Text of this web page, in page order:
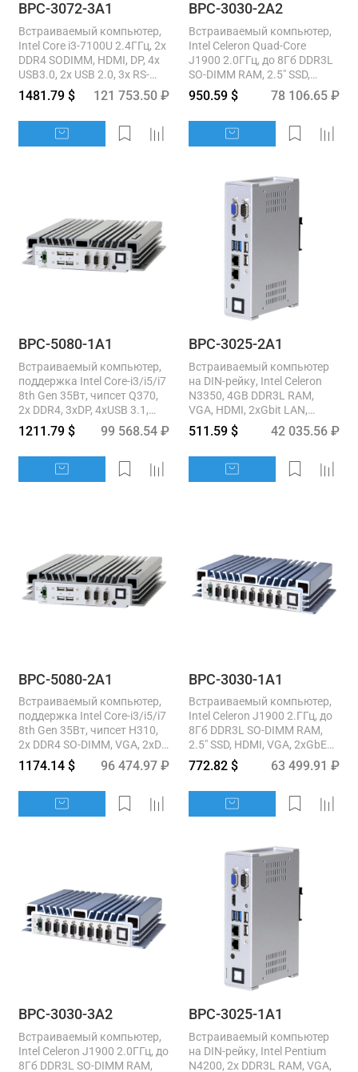
BPC-3072-3A1
Встраиваемый компьютер,
Intel Core i3-7100U 2.4ГГц, 2x
DDR4 SODIMM, HDMI, DP, 4x
USB3.0, 2x USB 2.0, 3x RS-
232, 1x RS-232/422/485,...
1481.79 $ 121 753.50 ₽
BPC-3030-2A2
Встраиваемый компьютер,
Intel Celeron Quad-Core
J1900 2.0ГГц, до 8Гб DDR3L
SO-DIMM RAM, 2.5" SSD,
HDMI, VGA, 2xGbE LAN,
2xUSB3.0, 2xUSB...
950.59 $ 78 106.65 ₽
BPC-5080-1A1
Встраиваемый компьютер,
поддержка Intel Core-i3/i5/i7
8th Gen 35Вт, чипсет Q370,
2x DDR4, 3xDP, 4xUSB 3.1,
4xUSB2.0, 2xRS-232, 2xGbE,
Line out,...
1211.79 $ 99 568.54 ₽
BPC-3025-2A1
Встраиваемый компьютер
на DIN-рейку, Intel Celeron
N3350, 4GB DDR3L RAM,
VGA, HDMI, 2xGbit LAN,
1xRS232, 1xRS232/422/485,
4xUSB, 9..36V DC-In,
511.59 $ 42 035.56 ₽
BPC-5080-2A1
Встраиваемый компьютер,
поддержка Intel Core-i3/i5/i7
8th Gen 35Вт, чипсет H310,
2x DDR4 SO-DIMM, VGA, 2xDP,
4xUSB 3.1, 4xUSB2.0, 2xRS-
232, 1xRS232-/422/485,...
1174.14 $ 96 474.97 ₽
BPC-3030-1A1
Встраиваемый компьютер,
Intel Celeron J1900 2.ГГц, до
8Гб DDR3L SO-DIMM RAM,
2.5" SSD, HDMI, VGA, 2xGbE
LAN, 2xUSB3.0, 2xUSB 2.0,...
772.82 $ 63 499.91 ₽
BPC-3030-3A2
Встраиваемый компьютер,
Intel Celeron J1900 2.0ГГц, до
8Гб DDR3L SO-DIMM RAM,
BPC-3025-1A1
Встраиваемый компьютер
на DIN-рейку, Intel Pentium
N4200, 2x DDR3L RAM, VGA,